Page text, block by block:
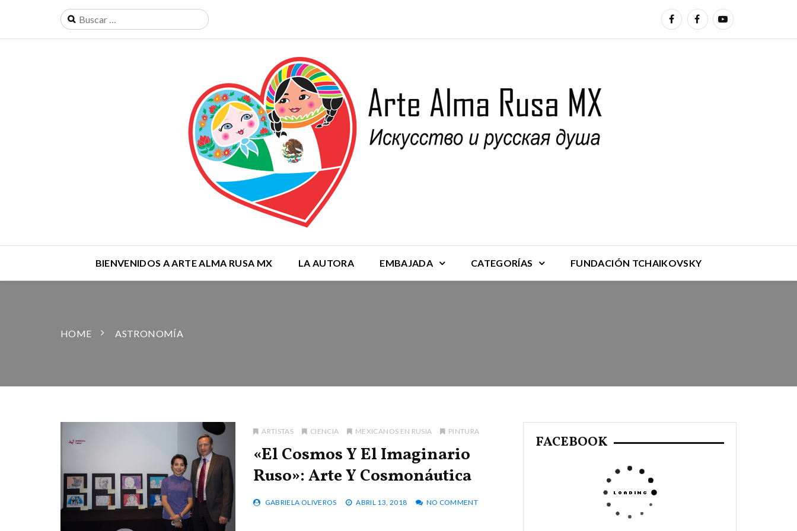
BIENVENIDOS A ARTE ALMA RUSA MX LA AUTORA EMBAJADA CATEGORÍAS FUNDACIÓN TCHAIKOVSKY
HOME ASTRONOMÍA
ARTISTAS CIENCIA MEXICANOS EN RUSIA PINTURA
«El Cosmos Y El Imaginario
Ruso»: Arte Y Cosmonáutica
GABRIELA OLIVEROS ABRIL 13, 2018 NO COMMENT
FACEBOOK